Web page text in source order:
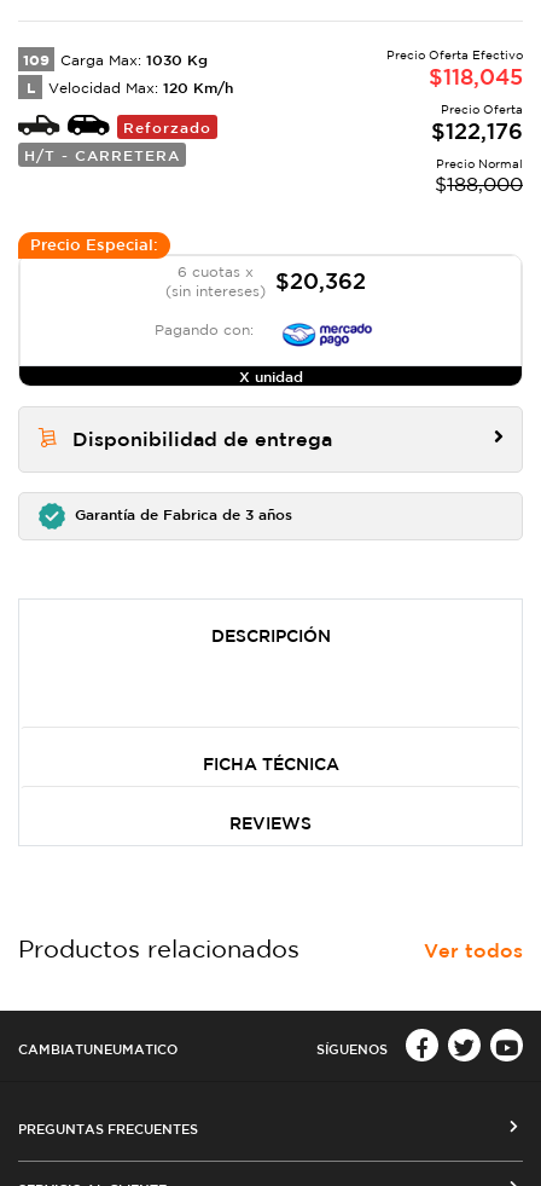
109 Carga Max: 1030 Kg
L Velocidad Max: 120 Km/h
Reforzado
H/T - CARRETERA
Precio Oferta Efectivo
$118,045
Precio Oferta
$122,176
Precio Normal
$188,000
Precio Especial:
6 cuotas x
(sin intereses)
$20,362
Pagando con:
X unidad
Disponibilidad de entrega
Garantía de Fabrica de 3 años
DESCRIPCIÓN
FICHA TÉCNICA
REVIEWS
Productos relacionados Ver todos
CAMBIATUNEUMATICO SÍGUENOS
PREGUNTAS FRECUENTES